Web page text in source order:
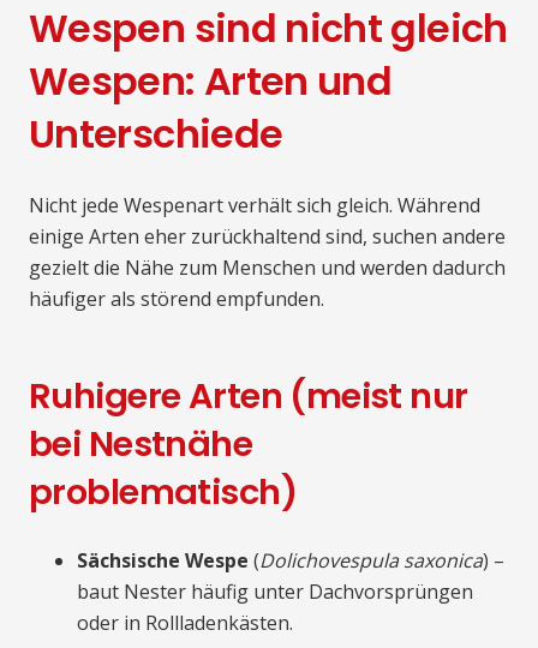
Wespen sind nicht gleich
Wespen: Arten und
Unterschiede
Nicht jede Wespenart verhält sich gleich. Während
einige Arten eher zurückhaltend sind, suchen andere
gezielt die Nähe zum Menschen und werden dadurch
häufiger als störend empfunden.
Ruhigere Arten (meist nur
bei Nestnähe
problematisch)
Sächsische Wespe (Dolichovespula saxonica) –
baut Nester häufig unter Dachvorsprüngen
oder in Rollladenkästen.